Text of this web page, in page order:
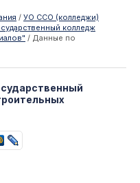
/ УО ССО (колледжи)
колледж
/ Данные по